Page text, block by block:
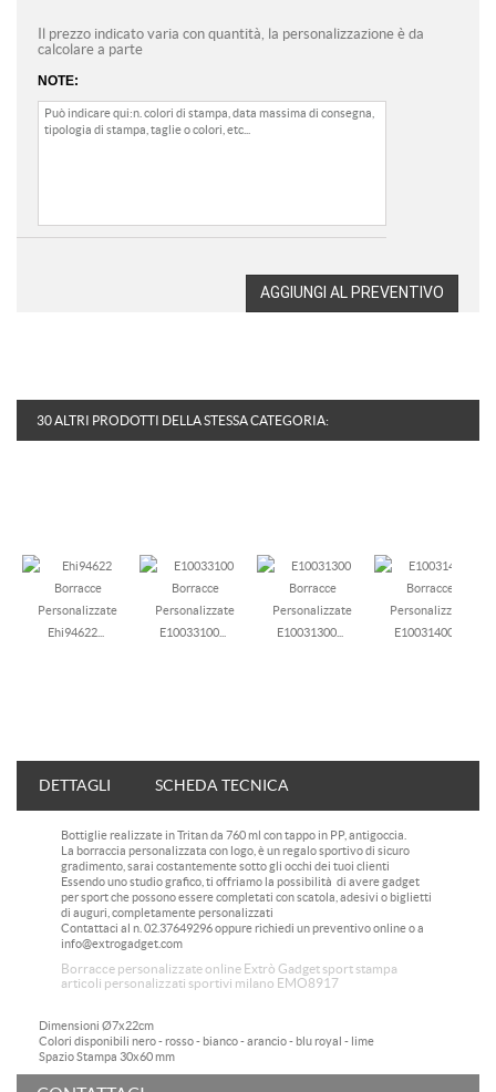
Il prezzo indicato varia con quantità, la personalizzazione è da
calcolare a parte
NOTE:
AGGIUNGI AL PREVENTIVO
30 ALTRI PRODOTTI DELLA STESSA CATEGORIA:
Ehi94622... E10033100... E10031300... E10031400...
DETTAGLI SCHEDA TECNICA
Bottiglie realizzate in Tritan da 760 ml con tappo in PP, antigoccia.
La borraccia personalizzata con logo, è un regalo sportivo di sicuro
gradimento, sarai costantemente sotto gli occhi dei tuoi clienti
Essendo uno studio grafico, ti offriamo la possibilità di avere gadget
per sport che possono essere completati con scatola, adesivi o biglietti
di auguri, completamente personalizzati
Contattaci al n. 02.37649296 oppure richiedi un preventivo online o a
info@extrogadget.com
Borracce personalizzate online Extrò Gadget sport stampa
articoli personalizzati sportivi milano EMO8917
Dimensioni Ø7x22cm
Colori disponibili nero - rosso - bianco - arancio - blu royal - lime
Spazio Stampa 30x60 mm